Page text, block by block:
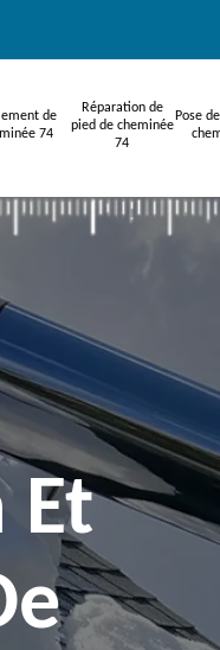
de
74
Réparation de
pied de cheminée
74
Pose
Et